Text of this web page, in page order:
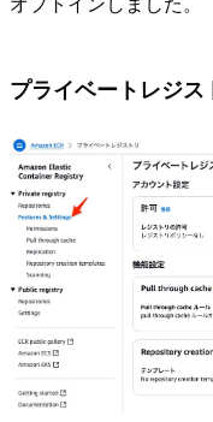
プライベートレジス